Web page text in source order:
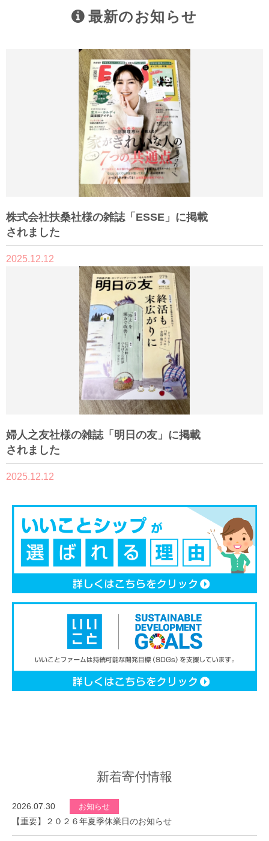
最新のお知らせ
株式会社扶桑社様の雑誌「ESSE」に掲載
されました
2025.12.12
婦人之友社様の雑誌「明日の友」に掲載
されました
2025.12.12
新着寄付情報
2026.07.30 お知らせ
【重要】２０２６年夏季休業日のお知らせ